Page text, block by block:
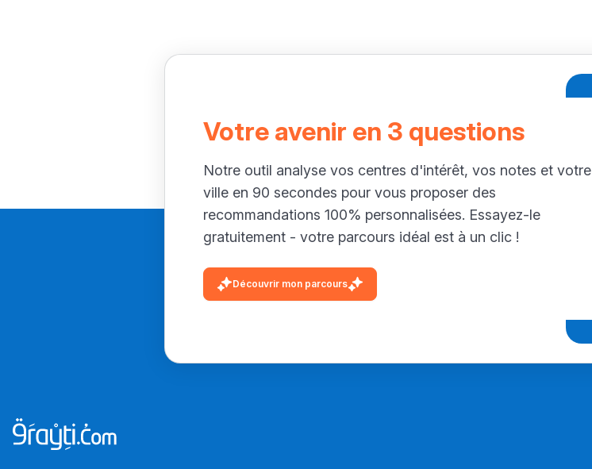
Votre avenir en 3 questions
Notre outil analyse vos centres d'intérêt, vos notes et votre
ville en 90 secondes pour vous proposer des
recommandations 100% personnalisées. Essayez-le
gratuitement - votre parcours idéal est à un clic !
Découvrir mon parcours